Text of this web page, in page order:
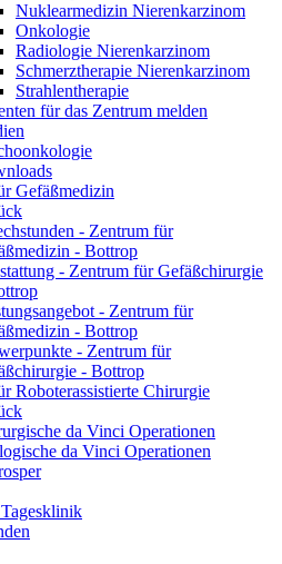
Nuklearmedizin Nierenkarzinom
Onkologie
Radiologie Nierenkarzinom
Schmerztherapie Nierenkarzinom
Strahlentherapie
für das Zentrum melden
Gefäßmedizin
- Zentrum für
- Bottrop
- Zentrum für Gefäßchirurgie
- Zentrum für
- Bottrop
- Zentrum für
- Bottrop
Roboterassistierte Chirurgie
da Vinci Operationen
da Vinci Operationen